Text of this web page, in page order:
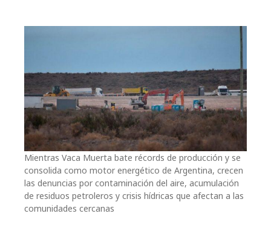
Mientras Vaca Muerta bate récords de producción y se
consolida como motor energético de Argentina, crecen
las denuncias por contaminación del aire, acumulación
de residuos petroleros y crisis hídricas que afectan a las
comunidades cercanas